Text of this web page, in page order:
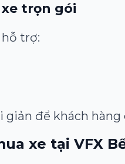
trọn gói
trợ:
để khách hàng
xe tại VFX